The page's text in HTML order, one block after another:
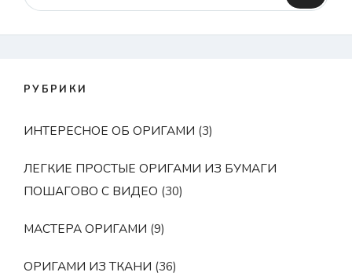
РУБРИКИ
ИНТЕРЕСНОЕ ОБ ОРИГАМИ (3)
ЛЕГКИЕ ПРОСТЫЕ ОРИГАМИ ИЗ БУМАГИ
ПОШАГОВО С ВИДЕО (30)
МАСТЕРА ОРИГАМИ (9)
ОРИГАМИ ИЗ ТКАНИ (36)